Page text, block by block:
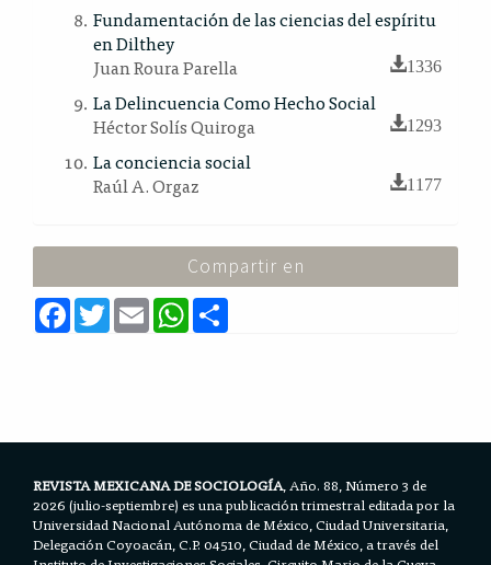
Fundamentación de las ciencias del espíritu
en Dilthey
Juan Roura Parella
1336
La Delincuencia Como Hecho Social
Héctor Solís Quiroga
1293
La conciencia social
Raúl A. Orgaz
1177
Compartir en
F
a
c
T
w
E
m
a
W
h
a
REVISTA MEXICANA DE SOCIOLOGÍA, Año. 88, Número 3 de
2026 (julio-septiembre) es una publicación trimestral editada por la
Universidad Nacional Autónoma de México, Ciudad Universitaria,
Delegación Coyoacán, C.P. 04510, Ciudad de México, a través del